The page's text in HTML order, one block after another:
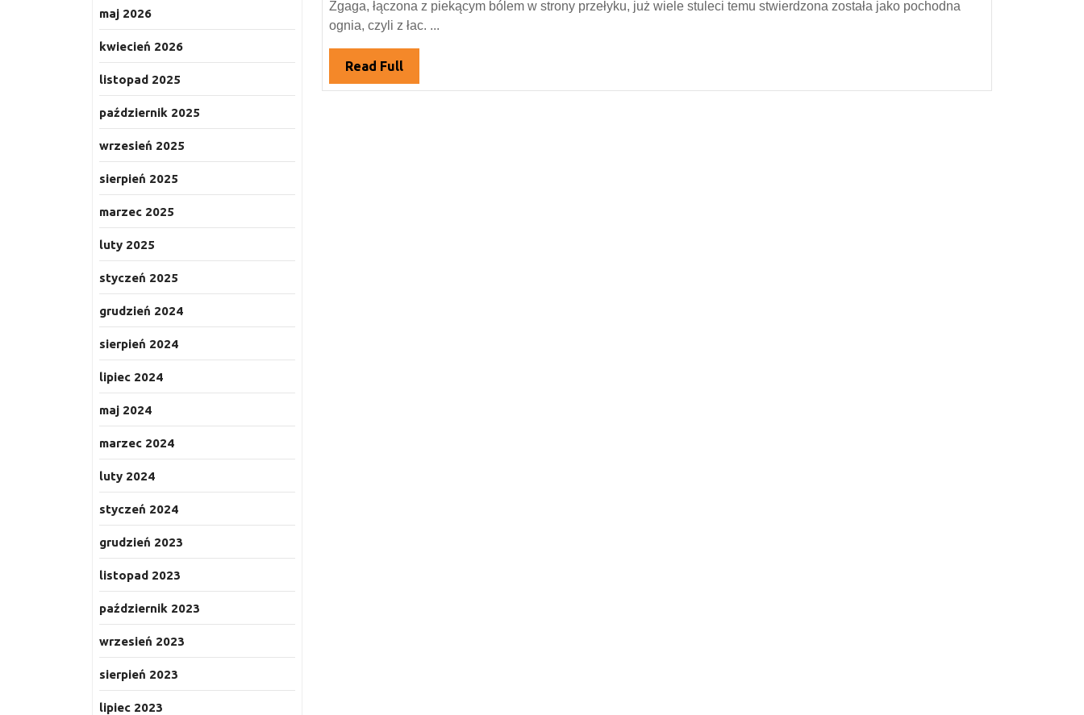
maj 2026
kwiecień 2026
listopad 2025
październik 2025
wrzesień 2025
sierpień 2025
marzec 2025
luty 2025
styczeń 2025
grudzień 2024
sierpień 2024
lipiec 2024
maj 2024
marzec 2024
luty 2024
styczeń 2024
grudzień 2023
listopad 2023
październik 2023
wrzesień 2023
sierpień 2023
lipiec 2023
Zgaga, łączona z piekącym bólem w strony przełyku, już wiele stuleci temu stwierdzona została jako pochodna
ognia, czyli z łac. ...
Read FullRead
Full